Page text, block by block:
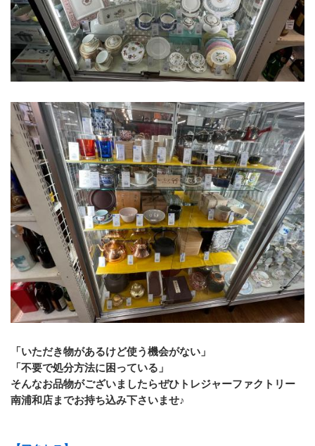
「いただき物があるけど使う機会がない」
「不要で処分方法に困っている」
そんなお品物がございましたらぜひトレジャーファクトリー
南浦和店までお持ち込み下さいませ♪